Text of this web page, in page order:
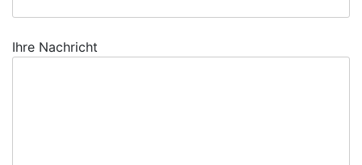
Ihre Nachricht